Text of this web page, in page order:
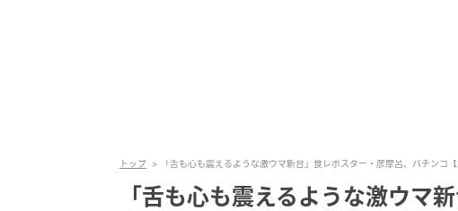
トップ 「舌も心も震えるような激ウマ新台」食レポスター・彦摩呂、パチンコ
「舌も心も震えるような激ウマ